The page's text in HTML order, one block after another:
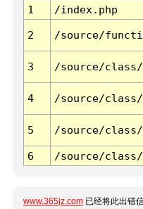
1
/index.php
2 /source/
3 /source/
4 /source/
5 /source/
6 /source/
www.365jz.com 已经将此出错